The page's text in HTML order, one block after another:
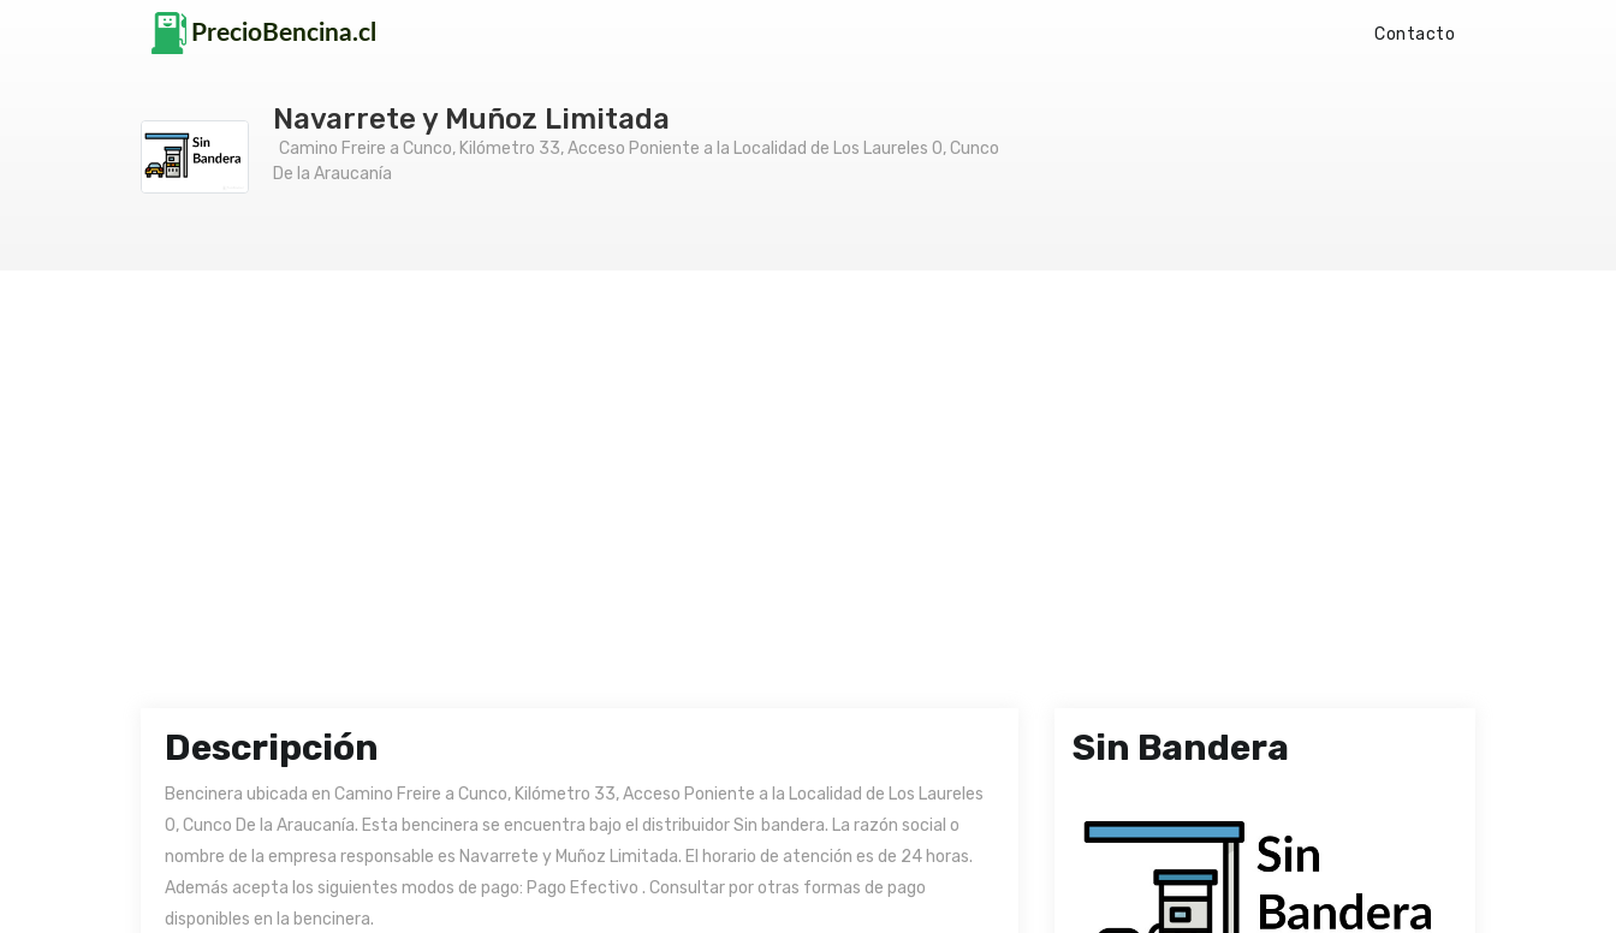
Contacto
Navarrete y Muñoz Limitada
Camino Freire a Cunco, Kilómetro 33, Acceso Poniente a la Localidad de Los Laureles 0, Cunco
De la Araucanía
Descripción
Bencinera ubicada en Camino Freire a Cunco, Kilómetro 33, Acceso Poniente a la Localidad de Los Laureles
0, Cunco De la Araucanía. Esta bencinera se encuentra bajo el distribuidor Sin bandera. La razón social o
nombre de la empresa responsable es Navarrete y Muñoz Limitada. El horario de atención es de 24 horas.
Además acepta los siguientes modos de pago: Pago Efectivo . Consultar por otras formas de pago
disponibles en la bencinera.
Sin Bandera